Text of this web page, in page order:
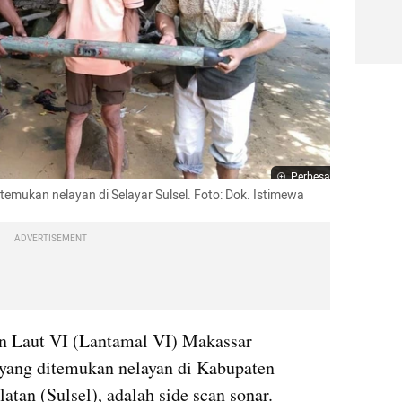
Perbesar
nelayan di Selayar Sulsel. Foto: Dok. Istimewa
ADVERTISEMENT
Laut VI (Lantamal VI) Makassar
ditemukan nelayan di Kabupaten
(Sulsel), adalah side scan sonar.